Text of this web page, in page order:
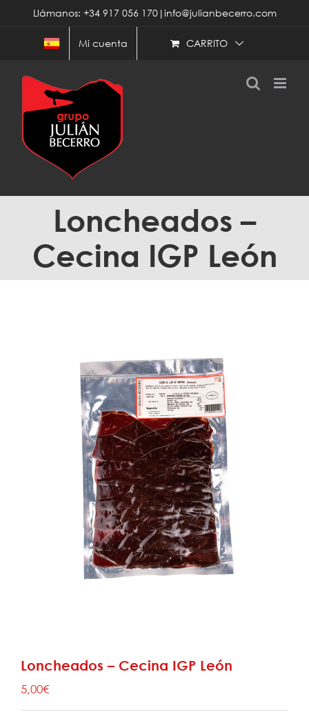
contenido
Llámanos: +34 917 056 170|info@julianbecerro.com
Mi cuenta CARRITO
Loncheados –
Cecina IGP León
Loncheados – Cecina IGP León
5,00€